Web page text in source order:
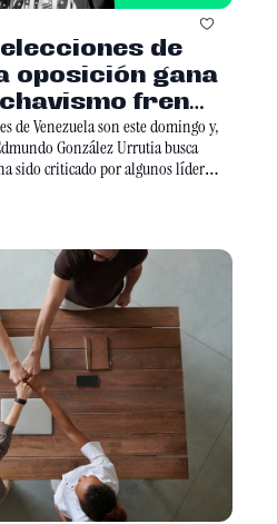
de
oposición gana
frena
la crítica internacional.
de Venezuela son este domingo y,
González Urrutia busca
sido criticado por algunos líderes